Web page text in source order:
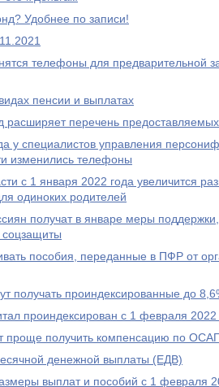
Удобнее по записи!
телефоны для предварительной
пенсии и выплатах
перечень
у специалистов управления
изменились телефоны
с 1 января 2022 года увеличится
одиноких родителей
получат в январе меры
соцзащиты
пособия, переданные в ПФР от
получать проиндексированные до
проиндексирован с 1 февраля 2022
проще получить компенсацию по
денежной выплаты (ЕДВ)
выплат и пособий с 1 февраля